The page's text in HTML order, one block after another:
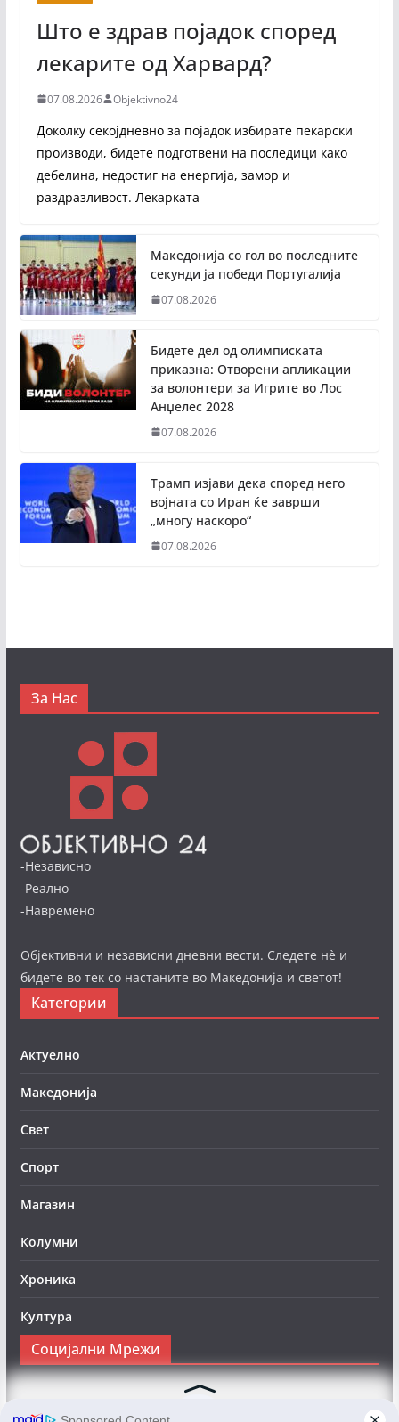
Што е здрав појадок според
лекарите од Харвард?
07.08.2026 Objektivno24
Доколку секојдневно за појадок избирате пекарски
производи, бидете подготвени на последици како
дебелина, недостиг на енергија, замор и
раздразливост. Лекарката
Македонија со гол во последните
секунди ја победи Португалија
07.08.2026
Бидете дел од олимписката
приказна: Отворени апликации
за волонтери за Игрите во Лос
Анџелес 2028
07.08.2026
Трамп изјави дека според него
војната со Иран ќе заврши
„многу наскоро“
07.08.2026
За Нас
-Независно
-Реално
-Навремено
Објективни и независни дневни вести. Следете нè и
бидете во тек со настаните во Македонија и светот!
Категории
Актуелно
Македонија
Свет
Спорт
Магазин
Колумни
Хроника
Култура
Социјални Мрежи